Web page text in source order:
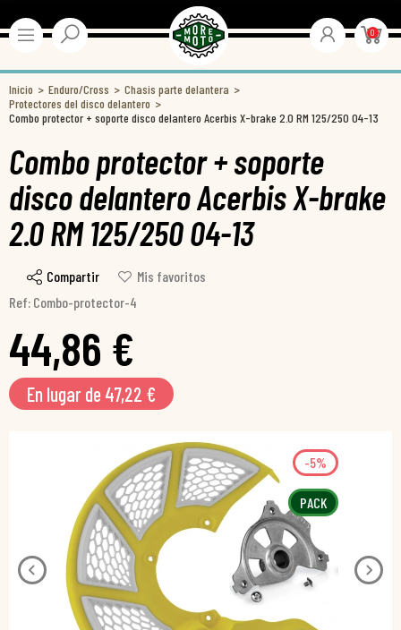
0
Inicio Enduro/Cross
Chasis parte delantera
Protectores del disco delantero
Combo protector + soporte disco delantero Acerbis X-brake 2.0 RM 125/250 04-13
Combo protector + soporte
disco delantero Acerbis X-brake
2.0 RM 125/250 04-13
Compartir
Mis favoritos
Ref: Combo-protector-4
44,86 €
En lugar de 47,22 €
PACK
-5%